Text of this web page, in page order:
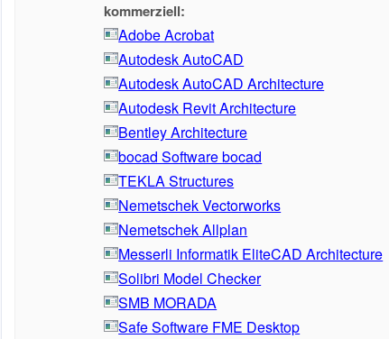
kommerziell:
Adobe Acrobat
Autodesk AutoCAD
Autodesk AutoCAD Architecture
Autodesk Revit Architecture
Bentley Architecture
bocad Software bocad
TEKLA Structures
Nemetschek Vectorworks
Nemetschek Allplan
Messerli Informatik EliteCAD Architecture
Solibri Model Checker
SMB MORADA
Safe Software FME Desktop